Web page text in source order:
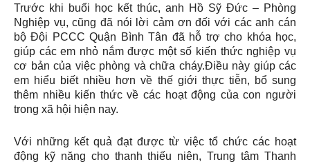
Trước khi buổi học kết thúc, anh Hồ Sỹ Đức – Phòng
Nghiệp vụ, cũng đã nói lời cảm ơn đối với các anh cán
bộ Đội PCCC Quận Bình Tân đã hỗ trợ cho khóa học,
giúp các em nhỏ nắm được một số kiến thức nghiệp vụ
cơ bản của việc phòng và chữa cháy.Điều này giúp các
em hiểu biết nhiều hơn về thế giới thực tiễn, bổ sung
thêm nhiều kiến thức về các hoạt động của con người
trong xã hội hiện nay.
Với những kết quả đạt được từ việc tổ chức các hoạt
động kỹ năng cho thanh thiếu niên, Trung tâm Thanh